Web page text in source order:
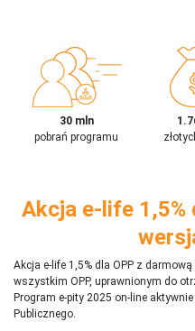
30 mln
pobrań programu
Akcja e-life 1,5%
Akcja e-life 1,5% dla OPP z
wszystkim OPP, uprawnionym do
Program e-pity 2025 on-line
Publicznego.